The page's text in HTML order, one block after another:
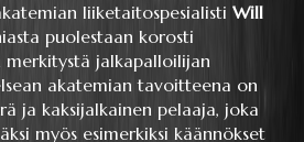
liiketaitospesialisti Will
puolestaan korosti
jalkapalloilijan
akatemian tavoitteena on
ja kaksijalkainen pelaaja, joka
myös esimerkiksi käännökset